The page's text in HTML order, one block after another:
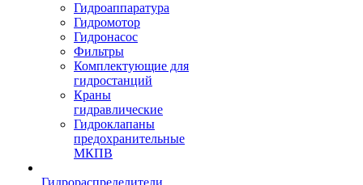
Гидроаппаратура
Гидромотор
Гидронасос
Фильтры
Комплектующие для
гидростанций
Краны
гидравлические
Гидроклапаны
предохранительные
МКПВ
Гидрораспределители